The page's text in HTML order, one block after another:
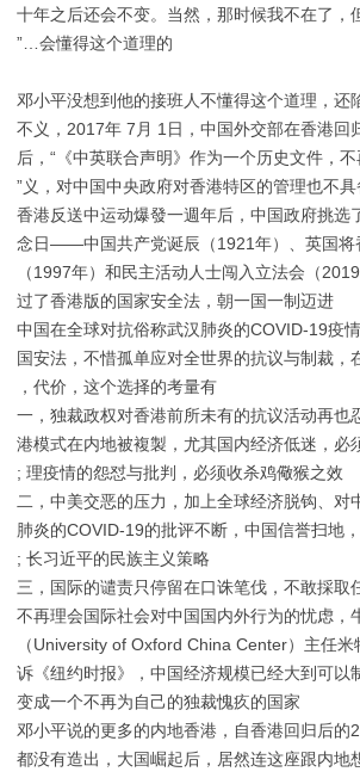
十年之后还会不变。当然，那时候我不在了，
会懂得这个道理的…”
邓小平没想到他的接班人不懂得这个道理，还
不义，2017年 7月 1日，中国外交部在香港回
后，“《中英联合声明》作为一个历史文件，
义，对中国中央政府对香港特区的管理也不具
香港反送中运动爆發一週年后，中国政府挑选
念日——中国共产党诞辰（1921年）、英国将
（1997年）和民主活动人士闯入立法会（
过了香港版的国家安全法，朝一国一制迈进
中国在全球对抗俗称武汉肺炎的COVID-19疫
国安法，不惜孤单应对全世界的抗议与制裁，
代价，这个选择的考量有，
一，独裁政权对香港前所未有的抗议活动再也
港模式在内地被複製，尤其国内经济低迷，必
理疫情的怨怼与批判，必须收杀鸡儆猴之效 ;
二，中美交恶的压力，加上全球经济脱钩、对
肺炎的COVID-19的批评不断，中国信誉扫地
长习近平的民族主义策略 ;
三，国际的谴责只停留在口诛笔伐，不敢採取
不再理会国际社会对中国国内外行为的忧虑，
（University of Oxford China Center）主任
诉《纽约时报》，中国经济规模已经大到可以
变成一个不再为自己的独裁愧疚的国家
邓小平说的更多的内地香港，自香港回归后的
都没有造出，大国崛起后，居然连这座跟内地